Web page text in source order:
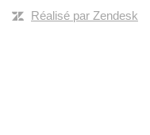
Réalisé par Zendesk